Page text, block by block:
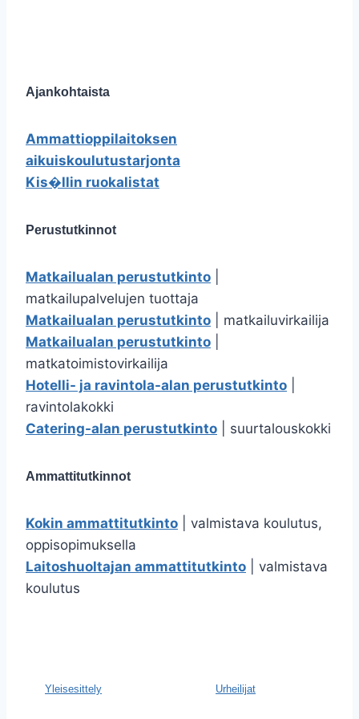
Ajankohtaista
Ammattioppilaitoksen
aikuiskoulutustarjonta
Kis�llin ruokalistat
Perustutkinnot
Matkailualan perustutkinto
matkailupalvelujen tuottaja
Matkailualan perustutkinto | matkailuvirkailija
Matkailualan perustutkinto
matkatoimistovirkailija
Hotelli- ja ravintola-alan perustutkinto
ravintolakokki
Catering-alan perustutkinto | suurtalouskokki
Ammattitutkinnot
Kokin ammattitutkinto | valmistava koulutus,
oppisopimuksella
Laitoshuoltajan ammattitutkinto | valmistava
koulutus
Yleisesittely Urheilijat